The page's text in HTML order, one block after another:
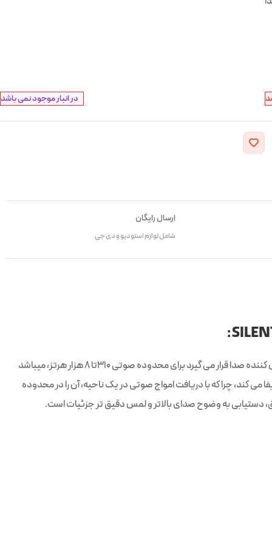
در انبار موجود نمی باشد
ارسال رایگان
شامل لوازم استودیو و دی جی
مولتی فیوزر وود که در گروه پنل آکوستیک دیفیوزر یا پخش کننده صدا قرار می گیرد برای محدوده صوتی 310تا 8 هزار هرتز، میباشد
می کند، چرا که با دریافت امواج صوتی در یک ناحیه، آن را در محدوده
دستیابی به وضوح صدای بالاتر و لمس دقیق تر جزئیات است.